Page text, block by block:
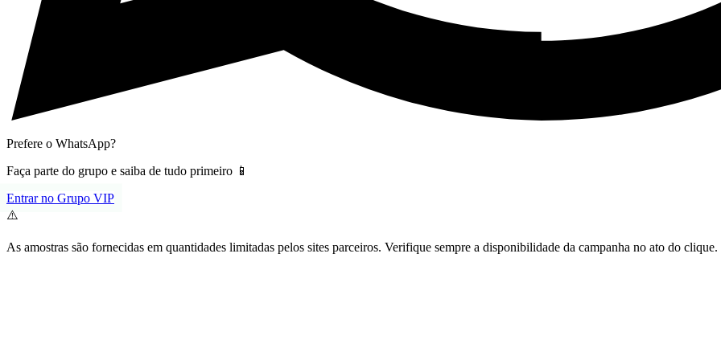
Prefere o WhatsApp?
Faça parte do grupo e saiba de tudo primeiro 📱
Entrar no Grupo VIP
⚠️
As amostras são fornecidas em quantidades limitadas pelos sites parceiros. Verifique sempre a disponibilidade da campanha no ato do clique.